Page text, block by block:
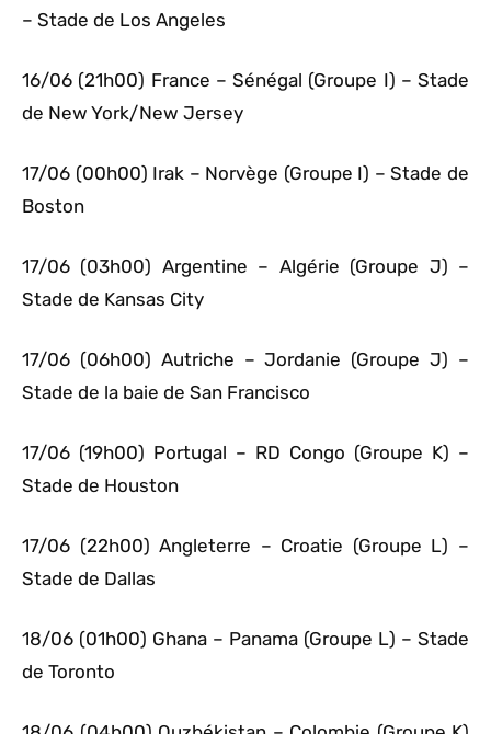
– Stade de Los Angeles
16/06 (21h00) France – Sénégal (Groupe I) – Stade
de New York/New Jersey
17/06 (00h00) Irak – Norvège (Groupe I) – Stade de
Boston
17/06 (03h00) Argentine – Algérie (Groupe J) –
Stade de Kansas City
17/06 (06h00) Autriche – Jordanie (Groupe J) –
Stade de la baie de San Francisco
17/06 (19h00) Portugal – RD Congo (Groupe K) –
Stade de Houston
17/06 (22h00) Angleterre – Croatie (Groupe L) –
Stade de Dallas
18/06 (01h00) Ghana – Panama (Groupe L) – Stade
de Toronto